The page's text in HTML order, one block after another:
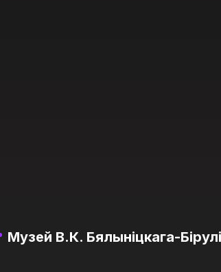
Музей В.К. Бялыніцкага-Бірулі